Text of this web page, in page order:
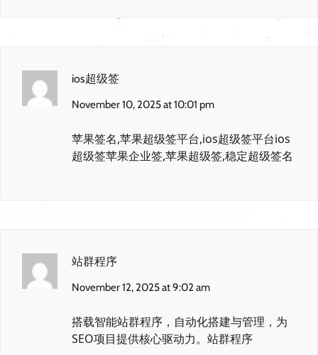
ios超级签
November 10, 2025 at 10:01 pm
苹果签名,苹果超级签平台,ios超级签平台ios
超级签苹果企业签,苹果超级签,稳定超级签名
站群程序
November 12, 2025 at 9:02 am
搭载智能站群程序，自动化搭建与管理，为
SEO项目提供核心驱动力。 站群程序